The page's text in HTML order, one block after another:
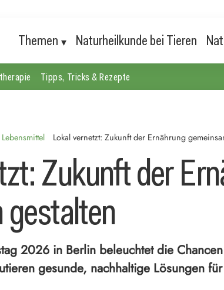
Themen Naturheilkunde bei Tieren
Tipps, Tricks & Rezepte
Lokal vernetzt: Zukunft der Ernährung
Zukunft der
2026 in Berlin beleuchtet die
gesunde, nachhaltige Lösungen